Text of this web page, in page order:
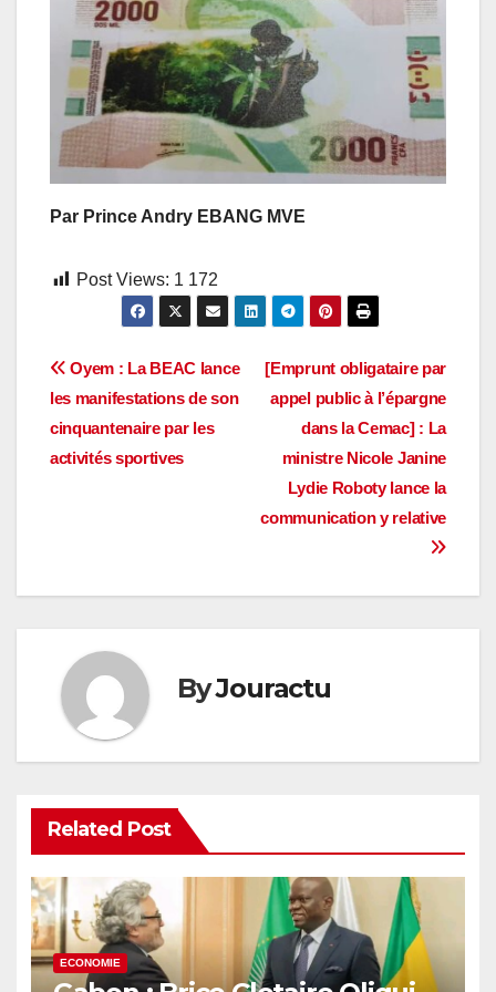
Par Prince Andry EBANG MVE
Post Views: 1 172
Navigation
de
l’article
[Emprunt obligataire par
appel public à l’épargne
dans la Cemac] : La
ministre Nicole Janine
Lydie Roboty lance la
communication y relative
Oyem : La BEAC lance
les manifestations de son
cinquantenaire par les
activités sportives
ByJouractu
Related Post
ECONOMIE